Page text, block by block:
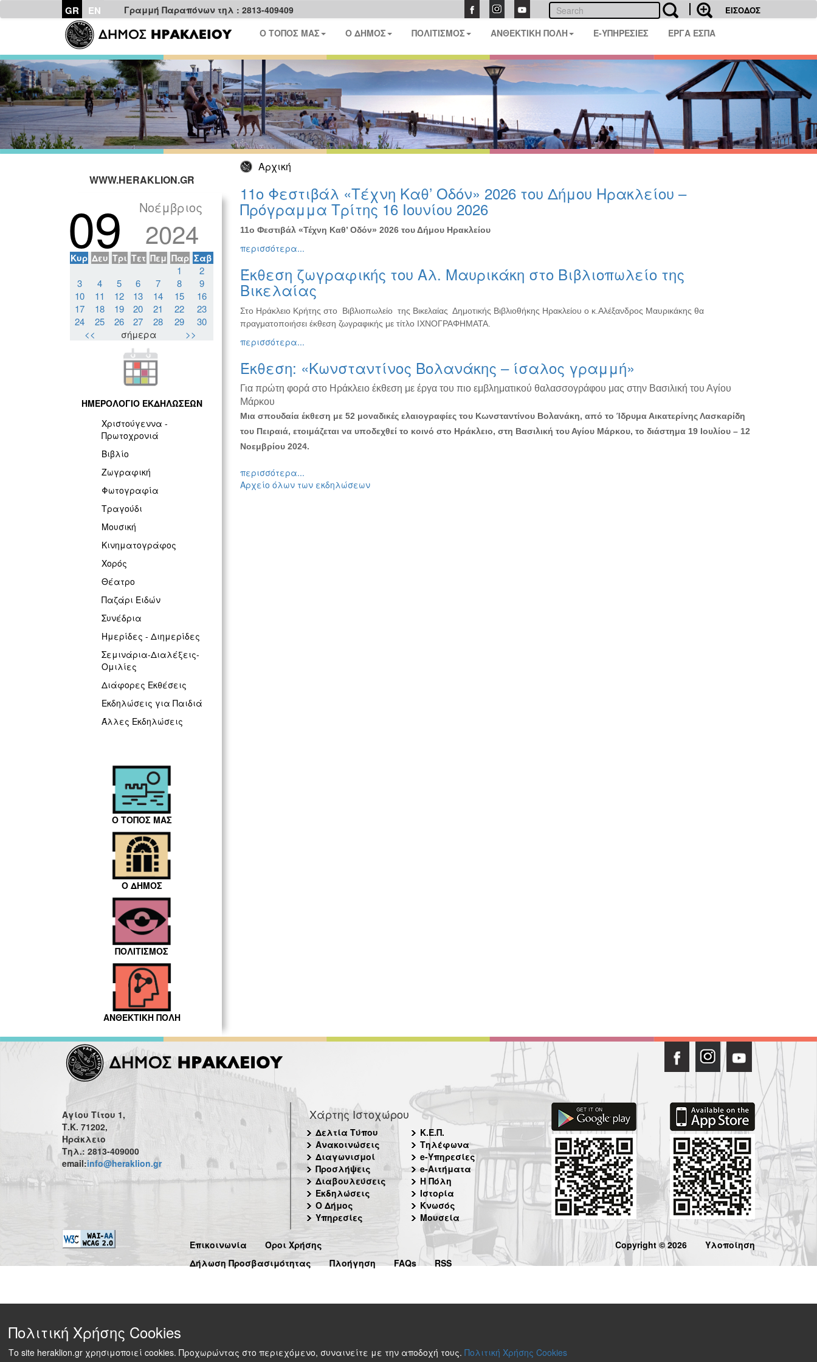
GR EN Γραμμή Παραπόνων τηλ : 2813-409409 ΕΙΣΟΔΟΣ
Ο ΤΟΠΟΣ ΜΑΣ Ο ΔΗΜΟΣ ΠΟΛΙΤΙΣΜΟΣ ΑΝΘΕΚΤΙΚΗ ΠΟΛΗ E-ΥΠΗΡΕΣΙΕΣ ΕΡΓΑ ΕΣΠΑ
Αρχική
WWW.HERAKLION.GR
09 Νοέμβριος
2024
Κυρ Δευ Τρι Τετ Πεμ Παρ Σαβ
1
2
3
4 5 6 7 8
9
10
11 12 13 14 15
16
17
18 19 20 21 22
23
24
25 26 27 28 29
30
<<
σήμερα >>
ΗΜΕΡΟΛΟΓΙΟ ΕΚΔΗΛΩΣΕΩΝ
Χριστούγεννα -
Πρωτοχρονιά
Βιβλίο
Ζωγραφική
Φωτογραφία
Τραγούδι
Μουσική
Κινηματογράφος
Χορός
Θέατρο
Παζάρι Ειδών
Συνέδρια
Ημερίδες - Διημερίδες
Σεμινάρια-Διαλέξεις-
Ομιλίες
Διάφορες Εκθέσεις
Εκδηλώσεις για Παιδιά
Άλλες Εκδηλώσεις
Ο ΤΟΠΟΣ ΜΑΣ
Ο ΔΗΜΟΣ
ΠΟΛΙΤΙΣΜΟΣ
ΑΝΘΕΚΤΙΚΗ ΠΟΛΗ
11ο Φεστιβάλ «Τέχνη Καθ’ Οδόν» 2026 του Δήμου Ηρακλείου –
Πρόγραμμα Τρίτης 16 Ιουνίου 2026
11ο Φεστιβάλ «Τέχνη Καθ’ Οδόν» 2026 του Δήμου Ηρακλείου
περισσότερα...
Έκθεση ζωγραφικής του Αλ. Μαυρικάκη στο Βιβλιοπωλείο της
Βικελαίας
Στο Ηράκλειο Κρήτης στο Βιβλιοπωλείο της Βικελαίας Δημοτικής Βιβλιοθήκης Ηρακλείου ο κ.Αλέξανδρος Μαυρικάκης θα
πραγματοποιήσει έκθεση ζωγραφικής με τίτλο ΙΧΝΟΓΡΑΦΗΜΑΤΑ.
περισσότερα...
Έκθεση: «Κωνσταντίνος Βολανάκης – ίσαλος γραμμή»
Για πρώτη φορά στο Ηράκλειο έκθεση με έργα του πιο εμβληματικού θαλασσογράφου μας στην Βασιλική του Αγίου
Μάρκου
Μια σπουδαία έκθεση με 52 μοναδικές ελαιογραφίες του Κωνσταντίνου Βολανάκη, από το Ίδρυμα Αικατερίνης Λασκαρίδη
του Πειραιά, ετοιμάζεται να υποδεχθεί το κοινό στο Ηράκλειο, στη Βασιλική του Αγίου Μάρκου, το διάστημα 19 Ιουλίου – 12
Νοεμβρίου 2024.
περισσότερα...
Αρχείο όλων των εκδηλώσεων
Αγίου Τίτου 1,
Τ.Κ. 71202,
Ηράκλειο
Τηλ.: 2813-409000
email:info@heraklion.gr
Χάρτης Ιστοχώρου
Δελτία Τύπου
Ανακοινώσεις
Διαγωνισμοί
Προσλήψεις
Διαβουλεύσεις
Εκδηλώσεις
Ο Δήμος
Υπηρεσίες
Κ.Ε.Π.
Τηλέφωνα
e-Υπηρεσίες
e-Αιτήματα
Η Πόλη
Ιστορία
Κνωσός
Μουσεία
Επικοινωνία
Όροι Χρήσης
Δήλωση Προσβασιμότητας
Πλοήγηση FAQs RSS
Copyright © 2026 Υλοποίηση
Πολιτική Χρήσης Cookies
Το site heraklion.gr χρησιμοποιεί cookies. Προχωρώντας στο περιεχόμενο, συναινείτε με την αποδοχή τους. Πολιτική Χρήσης Cookies